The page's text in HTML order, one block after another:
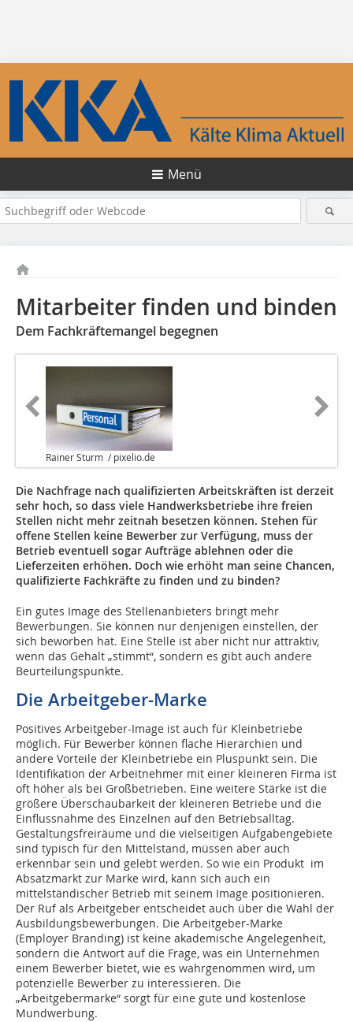
Menü
Mitarbeiter finden und binden
Dem Fachkräftemangel begegnen
Rainer Sturm / pixelio.de
Die Nachfrage nach qualifizierten Arbeitskräften ist derzeit
sehr hoch, so dass viele Handwerksbetriebe ihre freien
Stellen nicht mehr zeitnah besetzen können. Stehen für
offene Stellen keine Bewerber zur Verfügung, muss der
Betrieb eventuell sogar Aufträge ablehnen oder die
Lieferzeiten erhöhen. Doch wie erhöht man seine Chancen,
qualifizierte Fachkräfte zu finden und zu binden?
Ein gutes Image des Stellenanbieters bringt mehr
Bewerbungen. Sie können nur denjenigen einstellen, der
sich beworben hat. Eine Stelle ist aber nicht nur attraktiv,
wenn das Gehalt „stimmt“, sondern es gibt auch andere
Beurteilungspunkte.
Die Arbeitgeber-Marke
Positives Arbeitgeber-Image ist auch für Kleinbetriebe
möglich. Für Bewerber können flache Hierarchien und
andere Vorteile der Kleinbetriebe ein Pluspunkt sein. Die
Identifikation der Arbeitnehmer mit einer kleineren Firma ist
oft höher als bei Großbetrieben. Eine weitere Stärke ist die
größere Überschaubarkeit der kleineren Betriebe und die
Einflussnahme des Einzelnen auf den Betriebsalltag.
Gestaltungsfreiräume und die vielseitigen Aufgabengebiete
sind typisch für den Mittelstand, müssen aber auch
erkennbar sein und gelebt werden. So wie ein Produkt im
Absatzmarkt zur Marke wird, kann sich auch ein
mittelständischer Betrieb mit seinem Image positionieren.
Der Ruf als Arbeitgeber entscheidet auch über die Wahl der
Ausbildungsbewerbungen. Die Arbeitgeber-Marke
(Employer Branding) ist keine akademische Angelegenheit,
sondern die Antwort auf die Frage, was ein Unternehmen
einem Bewerber bietet, wie es wahrgenommen wird, um
potenzielle Bewerber zu interessieren. Die
„Arbeitgebermarke“ sorgt für eine gute und kostenlose
Mundwerbung.